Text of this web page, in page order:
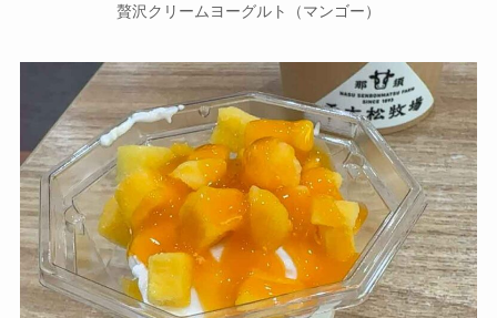
贅沢クリームヨーグルト（マンゴー）